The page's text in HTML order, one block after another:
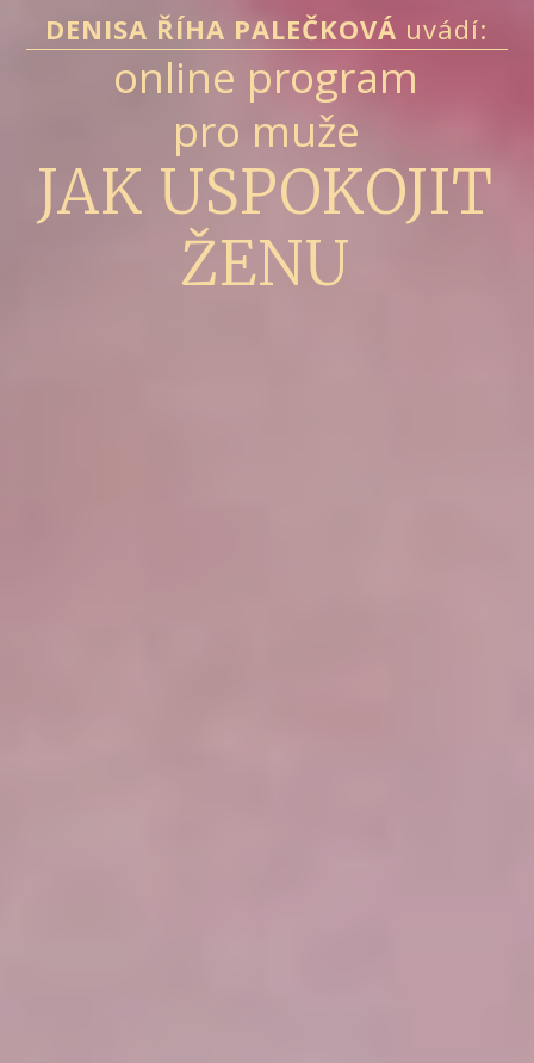
DENISA ŘÍHA PALEČKOVÁ uvádí:
online program
pro muže
JAK USPOKOJIT
ŽENU